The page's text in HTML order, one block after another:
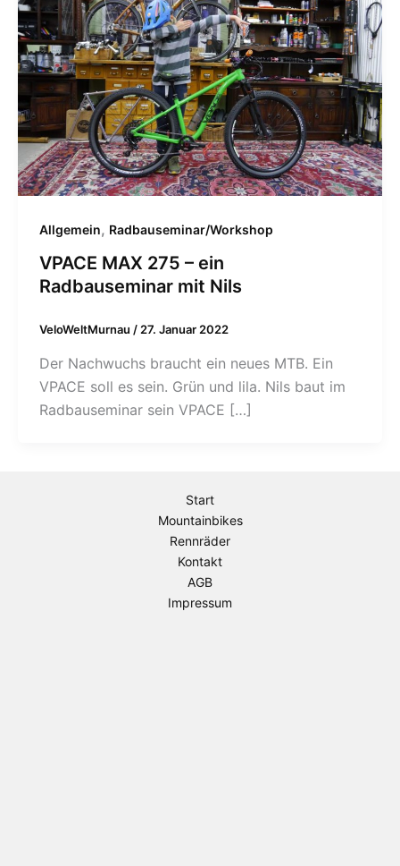
Allgemein, Radbauseminar/Workshop
VPACE MAX 275 – ein
Radbauseminar mit Nils
VeloWeltMurnau /27. Januar 2022
Der Nachwuchs braucht ein neues MTB. Ein
VPACE soll es sein. Grün und lila. Nils baut im
Radbauseminar sein VPACE […]
Start
Mountainbikes
Rennräder
Kontakt
AGB
Impressum